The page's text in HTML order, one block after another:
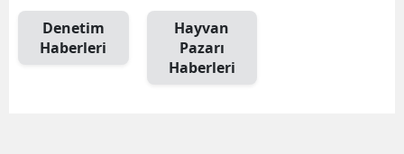
Denetim
Haberleri
Hayvan
Pazarı
Haberleri